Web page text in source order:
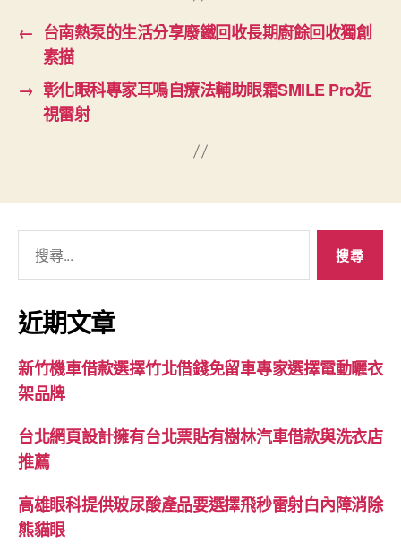
← 台南熱泵的生活分享廢鐵回收長期廚餘回收獨創
素描
→ 彰化眼科專家耳鳴自療法輔助眼霜SMILE Pro近
視雷射
關
鍵
字:
近期文章
新竹機車借款選擇竹北借錢免留車專家選擇電動曬衣
架品牌
台北網頁設計擁有台北票貼有樹林汽車借款與洗衣店
推薦
高雄眼科提供玻尿酸產品要選擇飛秒雷射白內障消除
熊貓眼